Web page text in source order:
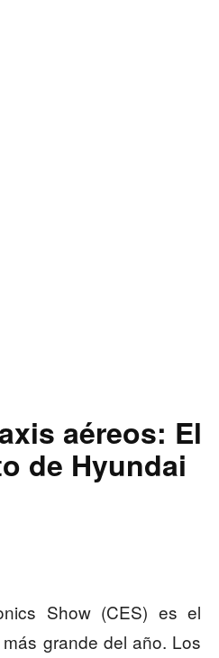
aéreos: El
de Hyundai
Show (CES) es el
grande del año. Los